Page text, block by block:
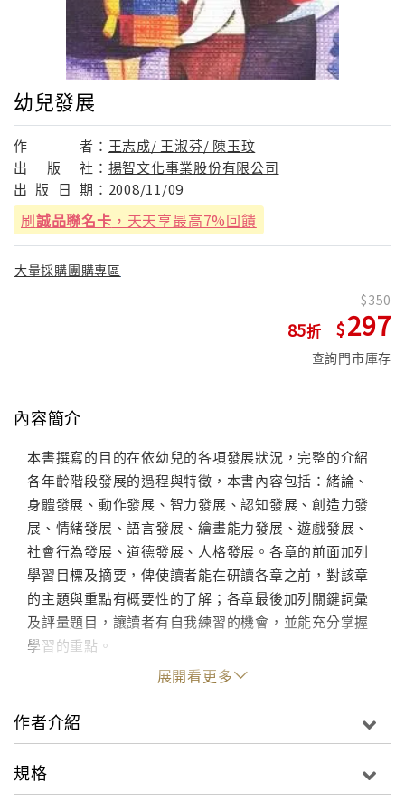
幼兒發展
作 者： 王志成/ 王淑芬/ 陳玉玟
出
版 社： 揚智文化事業股份有限公司
出 版 日 期： 2008/11/09
刷誠品聯名卡 ，天天享最高7%回饋
大量採購團購專區
85
350
297
查詢門市庫存
內容簡介
本書撰寫的目的在依幼兒的各項發展狀況，完整的介紹
各年齡階段發展的過程與特徵，本書內容包括：緒論、
身體發展、動作發展、智力發展、認知發展、創造力發
展、情緒發展、語言發展、繪畫能力發展、遊戲發展、
社會行為發展、道德發展、人格發展。各章的前面加列
學習目標及摘要，俾使讀者能在研讀各章之前，對該章
的主題與重點有概要性的了解；各章最後加列關鍵詞彙
及評量題目，讓讀者有自我練習的機會，並能充分掌握
學習的重點。
展開看更多
作者介紹
規格